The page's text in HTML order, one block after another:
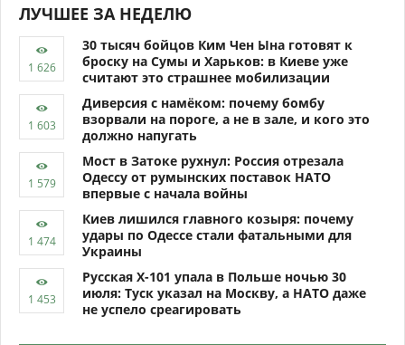
ЛУЧШЕЕ ЗА НЕДЕЛЮ
30 тысяч бойцов Ким Чен Ына готовят к
броску на Сумы и Харьков: в Киеве уже
считают это страшнее мобилизации
Диверсия с намёком: почему бомбу
взорвали на пороге, а не в зале, и кого это
должно напугать
Мост в Затоке рухнул: Россия отрезала
Одессу от румынских поставок НАТО
впервые с начала войны
Киев лишился главного козыря: почему
удары по Одессе стали фатальными для
Украины
Русская Х-101 упала в Польше ночью 30
июля: Туск указал на Москву, а НАТО даже
не успело среагировать